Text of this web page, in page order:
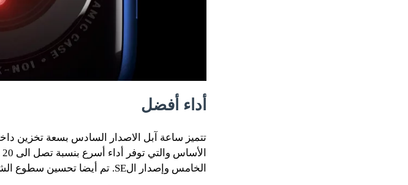
أداء أفضل
الخامس وإصدار الSE. تم أيضا تحسين سطوع الشاشة لتكون أكثر سطوعا من الإضاءة المحيطة.